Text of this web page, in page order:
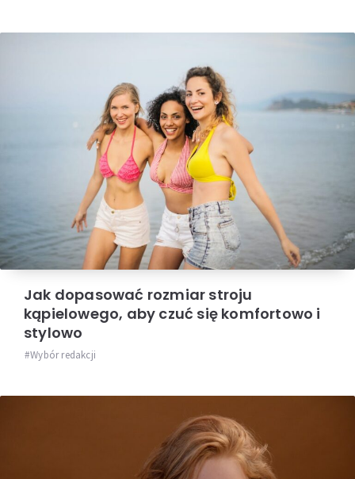
Jak dopasować rozmiar stroju
kąpielowego, aby czuć się komfortowo i
stylowo
Wybór redakcji